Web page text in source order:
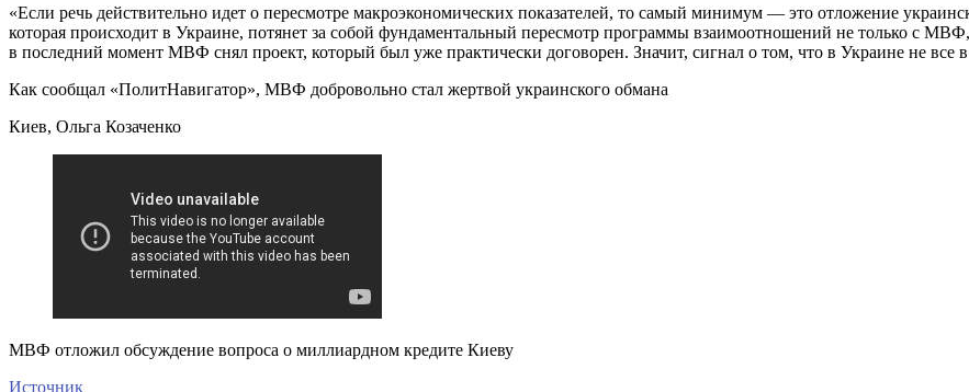
«Если речь действительно идет о пересмотре макроэкономических показателей, то самый минимум — это отложение
которая происходит в Украине, потянет за собой фундаментальный пересмотр программы взаимоотношений не только с
в последний момент МВФ снял проект, который был уже практически договорен. Значит, сигнал о том, что в Украине не
Как сообщал «ПолитНавигатор», МВФ добровольно стал жертвой украинского обмана
Киев, Ольга Козаченко
МВФ отложил обсуждение вопроса о миллиардном кредите Киеву
Источник